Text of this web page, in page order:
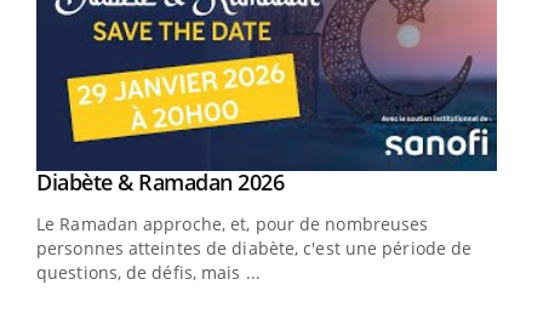
Youtube
Diabète & Ramadan 2026Youtube
Le Ramadan approche, et, pour de nombreuses
personnes atteintes de diabète, c'est une période de
questions, de défis, mais ...